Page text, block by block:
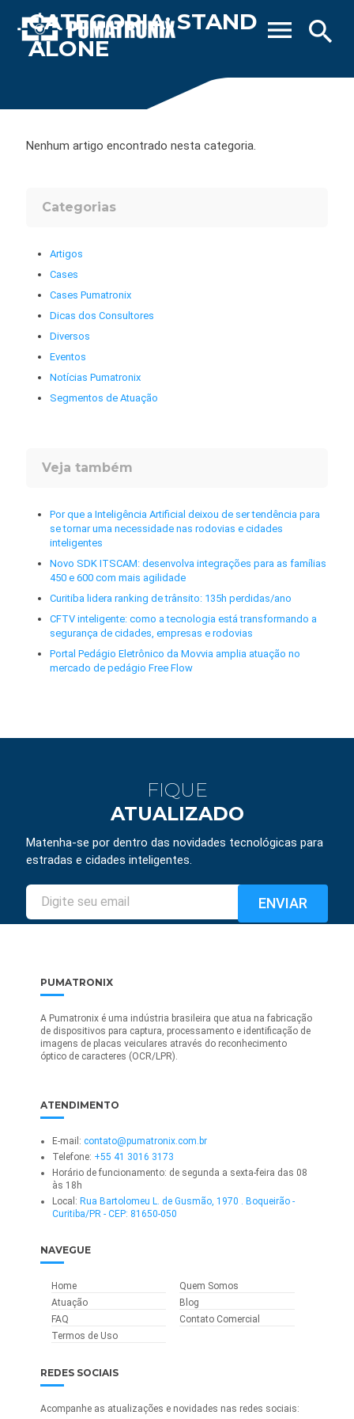
search
menu
CATEGORIA: STAND
ALONE
Nenhum artigo encontrado nesta categoria.
Categorias
Artigos
Cases
Cases Pumatronix
Dicas dos Consultores
Diversos
Eventos
Notícias Pumatronix
Segmentos de Atuação
Veja também
Por que a Inteligência Artificial deixou de ser tendência para
se tornar uma necessidade nas rodovias e cidades
inteligentes
Novo SDK ITSCAM: desenvolva integrações para as famílias
450 e 600 com mais agilidade
Curitiba lidera ranking de trânsito: 135h perdidas/ano
CFTV inteligente: como a tecnologia está transformando a
segurança de cidades, empresas e rodovias
Portal Pedágio Eletrônico da Movvia amplia atuação no
mercado de pedágio Free Flow
FIQUE
ATUALIZADO
Matenha-se por dentro das novidades tecnológicas para
estradas e cidades inteligentes.
PUMATRONIX
A Pumatronix é uma indústria brasileira que atua na fabricação
de dispositivos para captura, processamento e identificação de
imagens de placas veiculares através do reconhecimento
óptico de caracteres (OCR/LPR).
ATENDIMENTO
E-mail: contato@pumatronix.com.br
Telefone: +55 41 3016 3173
Horário de funcionamento: de segunda a sexta-feira das 08
às 18h
Local: Rua Bartolomeu L. de Gusmão, 1970 . Boqueirão -
Curitiba/PR - CEP: 81650-050
NAVEGUE
Home
Quem Somos
Atuação
Blog
FAQ
Contato Comercial
Termos de Uso
REDES SOCIAIS
Acompanhe as atualizações e novidades nas redes sociais: